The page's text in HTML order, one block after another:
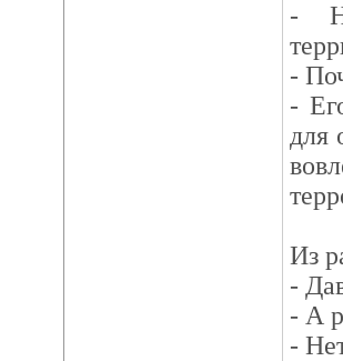
-
-
-
для
Из
-
- А
-